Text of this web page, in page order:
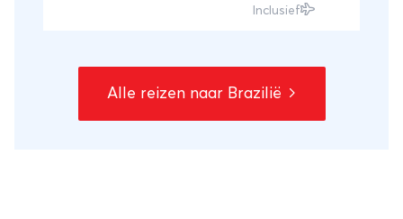
de paradijselijke stranden van Ilha Grande.
zal een onuitwisbare indruk op je maken.
Inclusief
Alle reizen naar Brazilië